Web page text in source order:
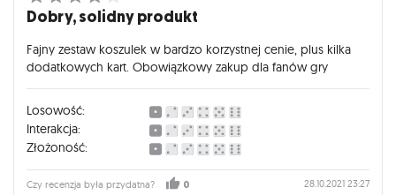
Dobry, solidny produkt
Fajny zestaw koszulek w bardzo korzystnej cenie, plus kilka
dodatkowych kart. Obowiązkowy zakup dla fanów gry
Losowość:
Interakcja:
Złożoność:
Czy recenzja była przydatna? 0 28.10.2021 23:27